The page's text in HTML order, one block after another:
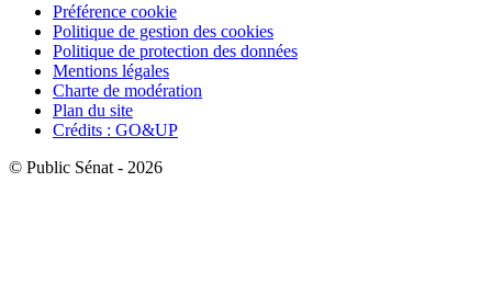
Préférence cookie
Politique de gestion des cookies
Politique de protection des données
Mentions légales
Charte de modération
Plan du site
Crédits : GO&UP
© Public Sénat - 2026